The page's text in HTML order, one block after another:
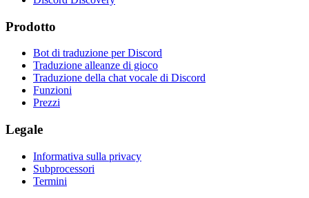
Prodotto
Bot di traduzione per Discord
Traduzione alleanze di gioco
Traduzione della chat vocale di Discord
Funzioni
Prezzi
Legale
Informativa sulla privacy
Subprocessori
Termini